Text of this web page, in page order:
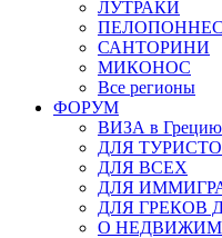
ЛУТРАКИ
ПЕЛОПОННЕС
САНТОРИНИ
МИКОНОС
Все регионы
ФОРУМ
ВИЗА в Грецию
ДЛЯ
ДЛЯ ВСЕХ
ДЛЯ
ДЛЯ ГРЕКОВ
О